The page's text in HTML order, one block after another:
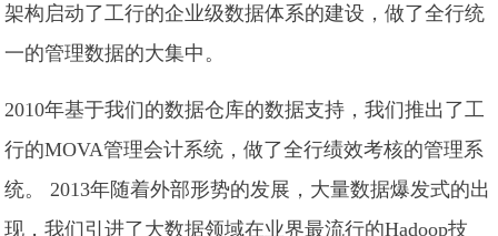
架构启动了工行的企业级数据体系的建设，做了全行统
一的管理数据的大集中。
2010年基于我们的数据仓库的数据支持，我们推出了工
行的MOVA管理会计系统，做了全行绩效考核的管理系
统。 2013年随着外部形势的发展，大量数据爆发式的出
现，我们引进了大数据领域在业界最流行的Hadoop技